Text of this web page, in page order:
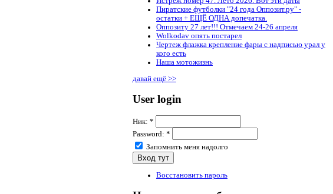
Пиратские футболки "24 года Оппозит.ру" -
остатки + ЕЩЁ ОДНА допечатка.
Оппозиту 27 лет!!! Отмечаем 24-26 апреля
Wolkodav опять постарел
Чертеж флажка крепление фары с надписью урал у
кого есть
Наша мотожизнь
давай ещё >>
User login
Ник: *
Password: *
Запомнить меня надолго
Восстановить пароль